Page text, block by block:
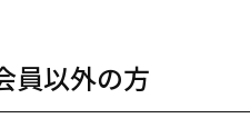
員以外の方